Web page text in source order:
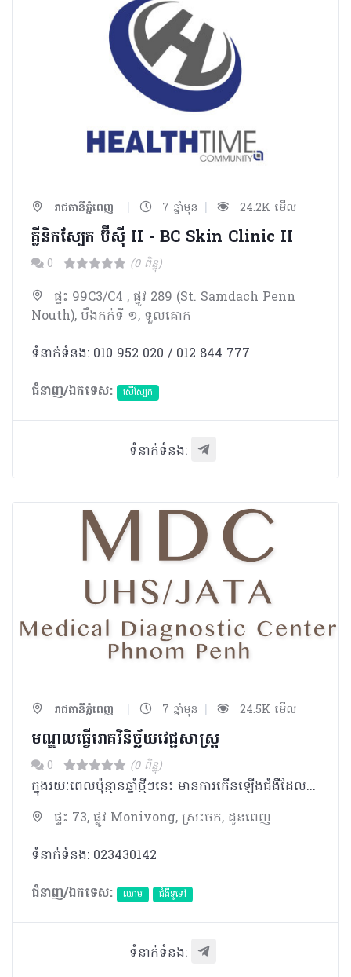
រាជធានីភ្នំពេញ | 7 ឆ្នាំមុន | 24.2K មើល
គ្លីនិកស្បែក ប៊ីស៊ី II - BC Skin Clinic II
0 (0 ពិន្ទុ)
ផ្ទះ 99C3/C4 , ផ្លូវ 289 (St. Samdach Penn
Nouth), បឹងកក់ទី ១, ទួលគោក
ទំនាក់ទំនង: 010 952 020 / 012 844 777
ជំនាញ/ឯកទេស:
សើស្បែក
ទំនាក់ទំនង:
រាជធានីភ្នំពេញ | 7 ឆ្នាំមុន | 24.5K មើល
មណ្ឌលធ្វើរោគវិនិច្ឆ័យវេជ្ជសាស្រ្ត​​
0 (0 ពិន្ទុ)
ក្នុងរយៈពេលប៉ុន្មានឆ្នាំថ្មីៗនេះ មានការកើនឡើងជំងឺដែលបណ្តាលមកពីរបៀបរស់នៅ​ ដោយសារមានការផ្លាស់ប្តូររបៀបរស់នៅក្នុងប្រទេសកម្ពុជា ខណៈដែលជំងឺឆ្លងផ្សេងៗ ដូចជាជំងឺអេដស៏ ជំងឺគ្រុនចាញ់ ជំងឺរបេង​ នៅតែជាបញ្ហាសុខភាពដ៏ចំបងនៅឡើយ។ ដូចនេះ សាកលវិទ្យាល័យវិទ្យាសាស្រ្តសុខាភិបាល និងសមាគមកំចាត់រោគរបេងជប៉ុន បានរួមគ្នា បង្កើតមណ្ឌលធ្វើរោគវិនិច្ឆ័យមួយ​​ឡើង ក្នុងគោលបំណងចូលរួមចំណែកលើកកំពស់សុខភាពរបស់ប្រជាជនក្នុងប្រទេសកម្ពុជា។ សមាគមកំចាត់រោគរបេងជប៉ុន​និងសាកលវិទ្យាល័យវិទ្យាសាស្រ្តសុខាភិបាល បានបង្កើតឡើងនូវមណ្ឌលធ្វើរោគវិនិច្ឆ័យវេជ្ជសាស្រ្ត នេះឡើងដែលមានទីតាំងស្ថិតនៅក្នុងបរិវេណសាកលវិទ្យាល័យនេះតែម្តង។​ គោល បំណងនៃការបង្កើតមណ្ឌលធ្វើរោគវិនិច្ឆ័យវេជ្ជសាស្រ្តនេះ គឺផ្តល់នូវសេវាពិនិត្យសុខភាព​ទូទៅ សេវាមន្ទីរពិសោធន៏ និងរូបភាពវេជ្ជសាស្រ្ត ដែលមានគុណភាពបែបជប៉ុន ដល់ប្រជាជន ក្នុងប្រទេសកម្ពុជា ដើម្បីអោយពួកគាត់ទទួលបានសេវាពិនិត្យសុខភាពមួយដោយមិនមានការបារម្មណ៏។​ យើងសង្ឃឹមថា ពួកគាត់នឹងចាប់អារម្មណ៏ពីសុខភាព​និងមកពិនិត្យសុខភាព ហើយពួកយើងមានចិត្តរីករាយនឹង ផ្តល់ជូនការពិនិត្យសុខភាព​ដើម្បីធ្វើអោយជីវិតបានប្រសើររីករាយ។ សមាគមកំចាត់រោគរបេងជប៉ុន ការិយល័យអង្គការចាតា Director Okada Kosuke (Doctor)
ផ្ទះ 73, ផ្លូវ Monivong, ស្រះចក, ដូនពេញ
ទំនាក់ទំនង: 023430142
ជំនាញ/ឯកទេស:
ឈាម ជំងឺទូទៅ
ទំនាក់ទំនង: